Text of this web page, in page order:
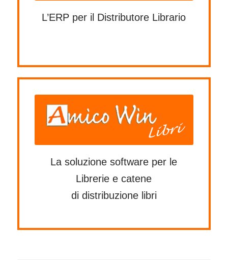
L’ERP per il Distributore Librario
La soluzione software per le
Librerie e catene
di distribuzione libri